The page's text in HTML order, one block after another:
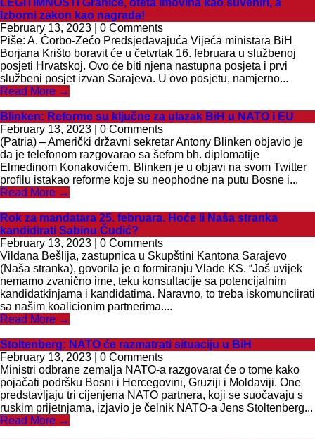
LEGITIMNOSTI Granice, oteta imovina kao suveniri, a
Izborni zakon kao nagrada!
February 13, 2023 | 0 Comments
Piše: A. Čorbo-Zećo Predsjedavajuća Vijeća ministara BiH
Borjana Krišto boravit će u četvrtak 16. februara u službenoj
posjeti Hrvatskoj. Ovo će biti njena nastupna posjeta i prvi
službeni posjet izvan Sarajeva. U ovo posjetu, namjerno...
Read More →
Blinken: Reforme su ključne za ulazak BiH u NATO i EU
February 13, 2023 | 0 Comments
(Patria) – Američki državni sekretar Antony Blinken objavio je
da je telefonom razgovarao sa šefom bh. diplomatije
Elmedinom Konakovićem. Blinken je u objavi na svom Twitter
profilu istakao reforme koje su neophodne na putu Bosne i...
Read More →
Rok za mandatara 25. februara. Hoće li Naša stranka
kandidirati Sabinu Čudić?
February 13, 2023 | 0 Comments
Vildana Bešlija, zastupnica u Skupštini Kantona Sarajevo
(Naša stranka), govorila je o formiranju Vlade KS. “Još uvijek
nemamo zvanično ime, teku konsultacije sa potencijalnim
kandidatkinjama i kandidatima. Naravno, to treba iskomunciirati
sa našim koalicionim partnerima....
Read More →
Stoltenberg: NATO će razmatrati situaciju u BiH
February 13, 2023 | 0 Comments
Ministri odbrane zemalja NATO-a razgovarat će o tome kako
pojačati podršku Bosni i Hercegovini, Gruziji i Moldaviji. One
predstavljaju tri cijenjena NATO partnera, koji se suočavaju s
ruskim prijetnjama, izjavio je čelnik NATO-a Jens Stoltenberg...
Read More →